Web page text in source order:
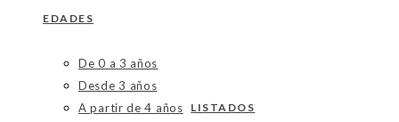
EDADES
De 0 a 3 años
Desde 3 años
A partir de 4 años
LISTADOS